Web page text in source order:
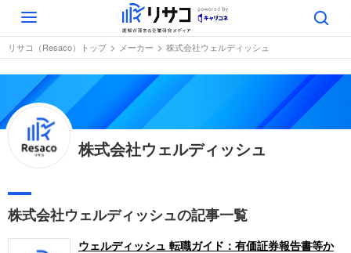
Toggle
navigation
リサコ（Resaco）トップ メーカー 株式会社ウェルディッシュ
株式会社ウェルディッシュ
株式会社ウェルディッシュの記事一覧
ウェルディッシュ 転職ガイド：有価証券報告書等か